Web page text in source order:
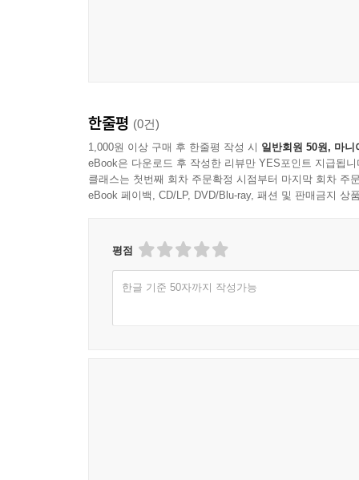
한줄평 (0건)
1,000원 이상 구매 후 한줄평 작성 시 일반회원 50원, 마니
eBook은 다운로드 후 작성한 리뷰만 YES포인트 지급됩니
클래스는 첫번째 회차 주문확정 시점부터 마지막 회차 주
eBook 페이백, CD/LP, DVD/Blu-ray, 패션 및 판매금지 상
평점
한글 기준 50자까지 작성가능